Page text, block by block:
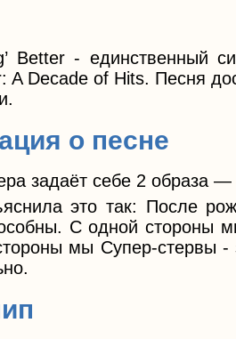
Better - единственный
A Decade of Hits. Песня
о песне
задаёт себе 2 образа
это так: После
С одной стороны
мы Супер-стервы